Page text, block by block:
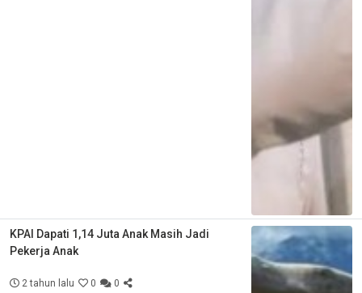
KPAI Dapati 1,14 Juta Anak Masih Jadi
Pekerja Anak
2 tahun lalu 0 0